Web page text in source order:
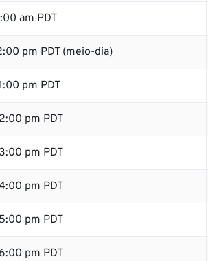
am PDT
pm PDT (meio-dia)
pm PDT
pm PDT
pm PDT
pm PDT
pm PDT
pm PDT